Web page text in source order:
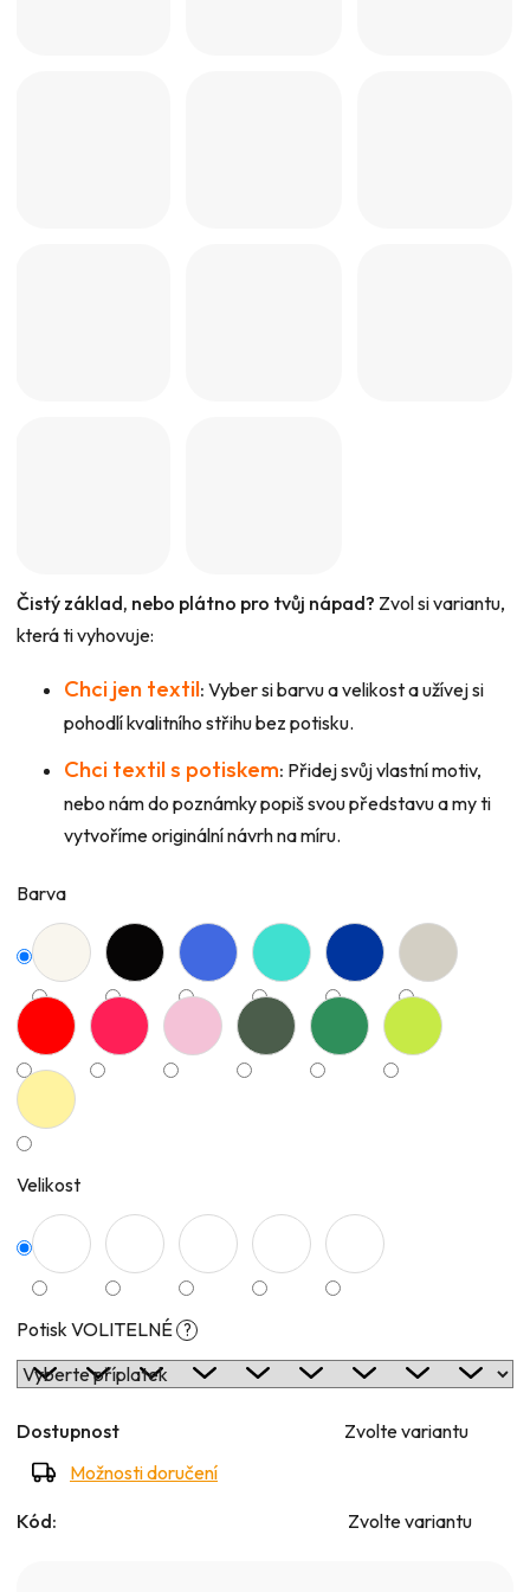
Čistý základ, nebo plátno pro tvůj nápad? Zvol si variantu,
která ti vyhovuje:
Chci jen textil: Vyber si barvu a velikost a užívej si
pohodlí kvalitního střihu bez potisku.
Chci textil s potiskem: Přidej svůj vlastní motiv,
nebo nám do poznámky popiš svou představu a my ti
vytvoříme originální návrh na míru.
Barva
Velikost
Potisk VOLITELNÉ ?
Dostupnost
Zvolte variantu
Možnosti doručení
Kód: Zvolte variantu